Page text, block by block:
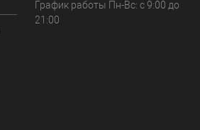
График работы Пн-Вс: с 9:00 до
21:00